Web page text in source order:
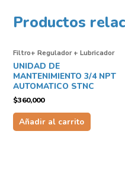
Productos
Filtro+ Regulador + Lubricador
UNIDAD DE
MANTENIMIENTO 3/4 NPT
AUTOMATICO STNC
$360,000
Añadir al carrito